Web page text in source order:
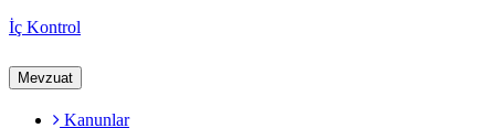
İç Kontrol
Mevzuat
Kanunlar